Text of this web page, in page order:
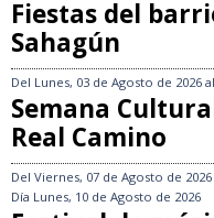
Fiestas del
Sahagún
Del Lunes, 03 de Agosto de 2026 al
Semana
Real Camino
Del Viernes, 07 de Agosto de 2026
Día Lunes, 10 de Agosto de 2026